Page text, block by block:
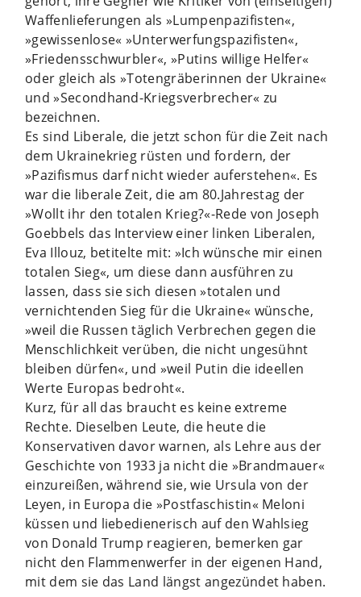
Waffenlieferungen als »Lumpenpazifisten«,
»gewissenlose« »Unterwerfungspazifisten«,
»Friedensschwurbler«, »Putins willige Helfer«
oder gleich als »Totengräberinnen der Ukraine«
und »Secondhand-Kriegsverbrecher« zu
bezeichnen.
Es sind Liberale, die jetzt schon für die Zeit nach
dem Ukrainekrieg rüsten und fordern, der
»Pazifismus darf nicht wieder auferstehen«. Es
war die liberale Zeit, die am 80.Jahrestag der
»Wollt ihr den totalen Krieg?«-Rede von Joseph
Goebbels das Interview einer linken Liberalen,
Eva Illouz, betitelte mit: »Ich wünsche mir einen
totalen Sieg«, um diese dann ausführen zu
lassen, dass sie sich diesen »totalen und
vernichtenden Sieg für die Ukraine« wünsche,
»weil die Russen täglich Verbrechen gegen die
Menschlichkeit verüben, die nicht ungesühnt
bleiben dürfen«, und »weil Putin die ideellen
Werte Europas bedroht«.
Kurz, für all das braucht es keine extreme
Rechte. Dieselben Leute, die heute die
Konservativen davor warnen, als Lehre aus der
Geschichte von 1933 ja nicht die »Brandmauer«
einzureißen, während sie, wie Ursula von der
Leyen, in Europa die »Postfaschistin« Meloni
küssen und liebedienerisch auf den Wahlsieg
von Donald Trump reagieren, bemerken gar
nicht den Flammenwerfer in der eigenen Hand,
mit dem sie das Land längst angezündet haben.